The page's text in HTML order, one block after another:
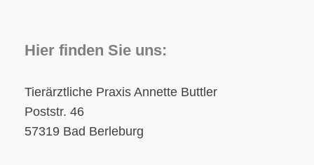
Hier finden Sie uns:
Tierärztliche Praxis Annette Buttler
Poststr. 46
57319 Bad Berleburg